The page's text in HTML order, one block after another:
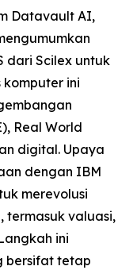
Datavault AI,
dari Scilex untuk
komputer ini
Real World
digital. Upaya
dengan IBM
merevolusi
termasuk valuasi,
ini
bersifat tetap